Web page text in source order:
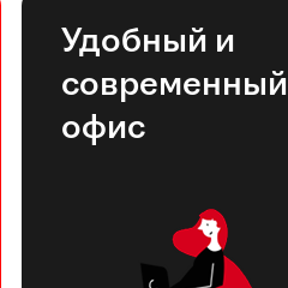
Удобный и
современный
офис